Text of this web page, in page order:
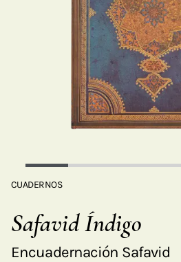
CUADERNOS
Safavid Índigo
Encuadernación Safavid